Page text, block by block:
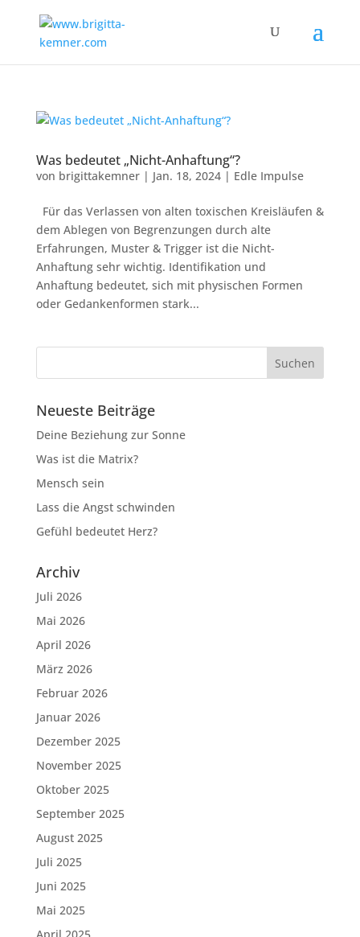
Was bedeutet „Nicht-Anhaftung“?
von brigittakemner| Jan. 18, 2024| Edle Impulse
Für das Verlassen von alten toxischen Kreisläufen &
dem Ablegen von Begrenzungen durch alte
Erfahrungen, Muster & Trigger ist die Nicht-
Anhaftung sehr wichtig. Identifikation und
Anhaftung bedeutet, sich mit physischen Formen
oder Gedankenformen stark...
Neueste Beiträge
Deine Beziehung zur Sonne
Was ist die Matrix?
Mensch sein
Lass die Angst schwinden
Gefühl bedeutet Herz?
Archiv
Juli 2026
Mai 2026
April 2026
März 2026
Februar 2026
Januar 2026
Dezember 2025
November 2025
Oktober 2025
September 2025
August 2025
Juli 2025
Juni 2025
Mai 2025